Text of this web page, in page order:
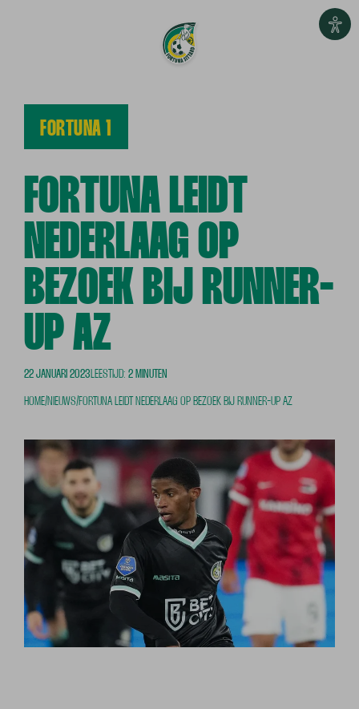
FORTUNA 1
FORTUNA LEIDT
NEDERLAAG OP
BEZOEK BIJ RUNNER-
UP AZ
22 JANUARI 2023LEESTIJD: 2 MINUTEN
HOME/NIEUWS/FORTUNA LEIDT NEDERLAAG OP BEZOEK BIJ RUNNER-UP AZ